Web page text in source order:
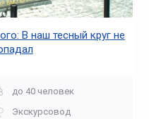
В наш тесный круг не
до 40 человек
Экскурсовод